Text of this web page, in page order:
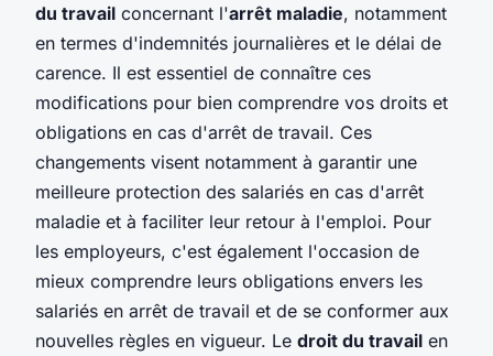
du travail concernant l'arrêt maladie, notamment
en termes d'indemnités journalières et le délai de
carence. Il est essentiel de connaître ces
modifications pour bien comprendre vos droits et
obligations en cas d'arrêt de travail. Ces
changements visent notamment à garantir une
meilleure protection des salariés en cas d'arrêt
maladie et à faciliter leur retour à l'emploi. Pour
les employeurs, c'est également l'occasion de
mieux comprendre leurs obligations envers les
salariés en arrêt de travail et de se conformer aux
nouvelles règles en vigueur. Le droit du travail en